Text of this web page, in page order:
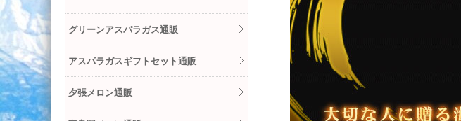
グリーンアスパラガス通販
アスパラガスギフトセット通販
夕張メロン通販